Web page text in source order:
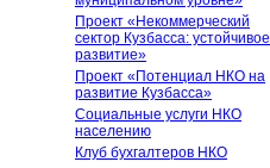
Проект «Некоммерческий
сектор Кузбасса: устойчивое
развитие»
Проект «Потенциал НКО на
развитие Кузбасса»
Социальные услуги НКО
населению
Клуб бухгалтеров НКО